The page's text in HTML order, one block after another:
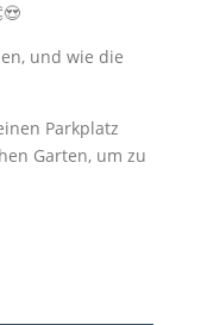
und wie die
Parkplatz
Garten, um zu